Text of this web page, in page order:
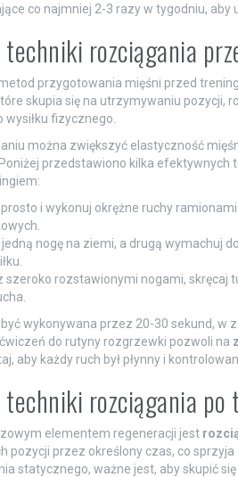
co najmniej 2-3 razy w tygodniu, aby
techniki rozciągania
przygotowania mięśni przed
skupia się na utrzymywaniu pozycji,
wysiłku fizycznego.
można zwiększyć elastyczność
przedstawiono kilka
i wykonuj okrężne ruchy
nogę na ziemi, a drugą wymachuj
szeroko rozstawionymi nogami, skręcaj
wykonywana przez 20-30 sekund, w
do rutyny rozgrzewki pozwoli na
aby każdy ruch był płynny i
techniki rozciągania
elementem regeneracji jest
pozycji przez określony czas, co sprzyja
statycznego, ważne jest, aby skupić